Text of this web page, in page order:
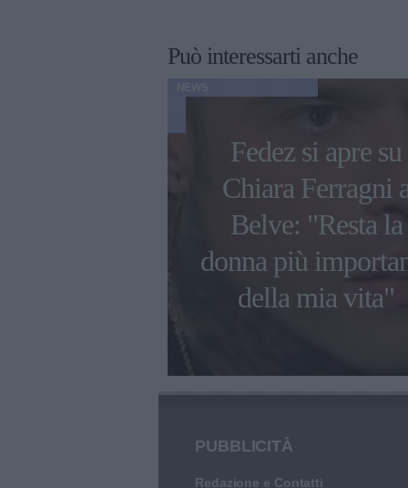
Può interessarti anche
Fedez si apre su
Chiara Ferragni
Belve: "Resta la
donna più
della mia vita"
PUBBLICITÀ
Redazione e Contatti